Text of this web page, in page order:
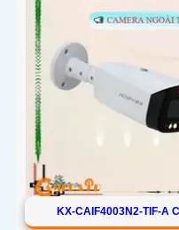
KX-CAIF4003N2-TIF-A